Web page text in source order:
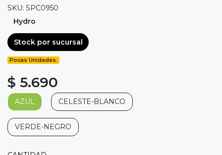
SKU: SPC0950
Hydro
Stock por sucursal
Pocas Unidades.
$ 5.690
AZUL CELESTE-BLANCO
VERDE-NEGRO